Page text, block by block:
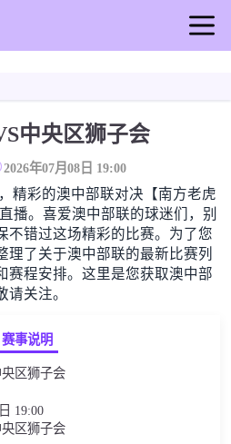
中央区狮子会
2026年07月08日 19:00
精彩的澳中部联对决【南方老虎
播。喜爱澳中部联的球迷们，别
不错过这场精彩的比赛。为了您
理了关于澳中部联的最新比赛列
赛程安排。这里是您获取澳中部
关注。
赛事说明
央区狮子会
19:00
央区狮子会